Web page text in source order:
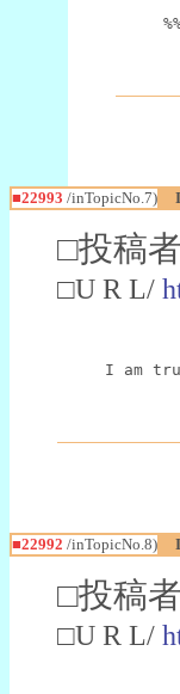
■22993 /inTopicNo.7)
□投稿
□U R L/
I am
■22992 /inTopicNo.8)
□投稿
□U R L/